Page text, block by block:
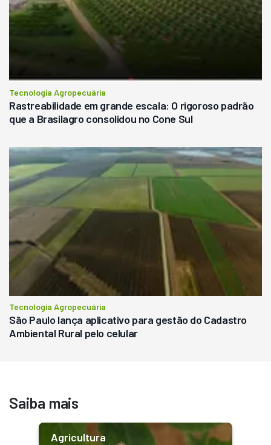
Tecnologia Agropecuária
Rastreabilidade em grande escala: O rigoroso padrão
que a Brasilagro consolidou no Cone Sul
Tecnologia Agropecuária
São Paulo lança aplicativo para gestão do Cadastro
Ambiental Rural pelo celular
Saiba mais
Agricultura